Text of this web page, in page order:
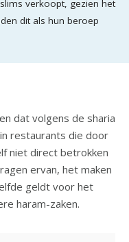
verkoopt, gezien het
dit als hun beroep
dat volgens de sharia
restaurants die door
niet direct betrokken
ervan, het maken
geldt voor het
haram-zaken.